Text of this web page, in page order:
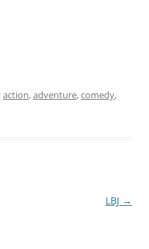
action,adventure,comedy,
LBJ →